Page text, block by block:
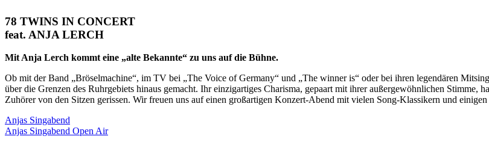
78 TWINS IN CONCERT
feat. ANJA LERCH
Mit Anja Lerch kommt eine „alte Bekannte“ zu uns auf die Bühne.
Ob mit der Band „Bröselmachine“, im TV bei „The Voice of Germany“ und „The winner is“ oder bei ihren legendären
über die Grenzen des Ruhrgebiets hinaus gemacht. Ihr einzigartiges Charisma, gepaart mit ihrer außergewöhnlichen
Zuhörer von den Sitzen gerissen. Wir freuen uns auf einen großartigen Konzert-Abend mit vielen Song-Klassikern und
Anjas Singabend
Anjas Singabend Open Air